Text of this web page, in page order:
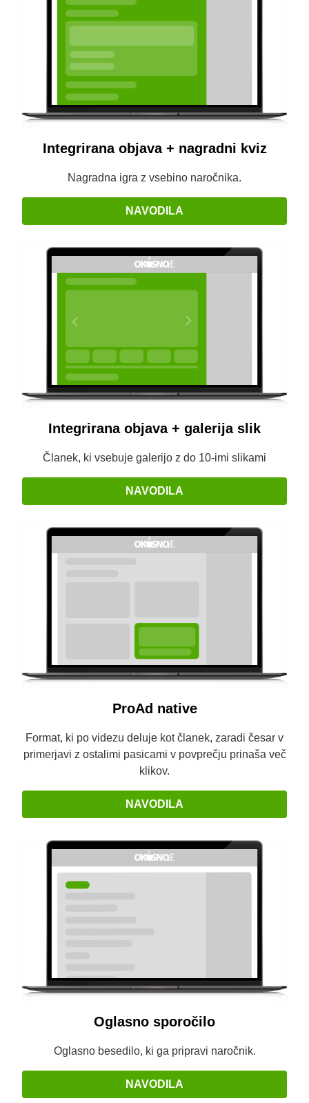
Integrirana objava + nagradni kviz
Nagradna igra z vsebino naročnika.
NAVODILA
Integrirana objava + galerija slik
Članek, ki vsebuje galerijo z do 10-imi slikami
NAVODILA
ProAd native
Format, ki po videzu deluje kot članek, zaradi česar v
primerjavi z ostalimi pasicami v povprečju prinaša več
klikov.
NAVODILA
Oglasno sporočilo
Oglasno besedilo, ki ga pripravi naročnik.
NAVODILA